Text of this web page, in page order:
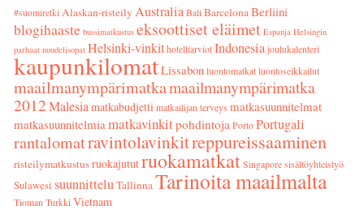
#suomiretki Alaskan-risteily Australia Bali BarcelonaBerliini
blogihaaste bussimatkustus eksoottiset eläimet Espanja Helsingin
parhaat nuudelisopat Helsinki-vinkit hotelliarviot Indonesia joulukalenteri
kaupunkilomatLissabon luontomatkat luontoseikkailut
maailmanympärimatkamaailmanympärimatka
2012Malesia matkabudjetti matkailijan terveys matkasuunnitelmat
matkasuunnitelmia matkavinkitpohdintoja Porto Portugali
rantalomatravintolavinkitreppureissaaminen
risteilymatkustusruokajututruokamatkat Singapore sisältöyhteistyö
Sulawesi suunnitteluTallinnaTarinoita maailmalta
Tioman Turkki Vietnam